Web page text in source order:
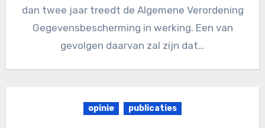
dan twee jaar treedt de Algemene Verordening
Gegevensbescherming in werking. Een van
gevolgen daarvan zal zijn dat…
opinie publicaties